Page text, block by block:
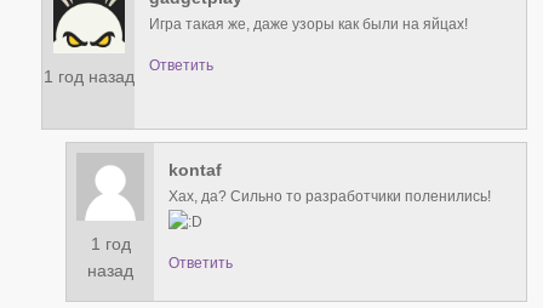
1 год назад
Игра такая же, даже узоры как были на яйцах!
Ответить
1 год
назад
kontaf
Хах, да? Сильно то разработчики поленились!
Ответить